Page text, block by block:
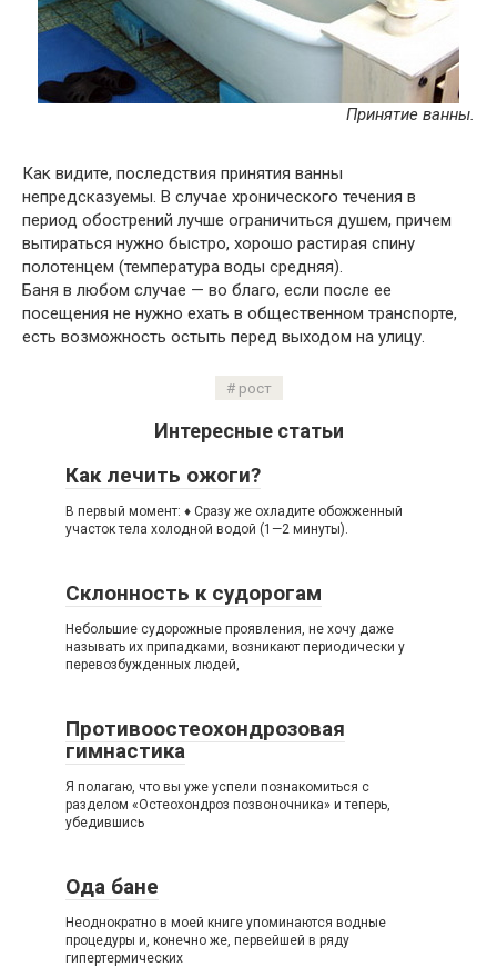
Принятие ванны.
Как видите, последствия принятия ванны
непредсказуемы. В случае хронического течения в
период обострений лучше ограничиться душем, причем
вытираться нужно быстро, хорошо растирая спину
полотенцем (температура воды средняя).
Баня в любом случае — во благо, если после ее
посещения не нужно ехать в общественном транспорте,
есть возможность остыть перед выходом на улицу.
рост
Интересные статьи
Как лечить ожоги?
В первый момент: ♦ Сразу же охладите обожженный
участок тела холодной водой (1—2 минуты).
Склонность к судорогам
Небольшие судорожные проявления, не хочу даже
называть их припадками, возникают периодически у
перевозбужденных людей,
Противоостеохондрозовая
гимнастика
Я полагаю, что вы уже успели познакомиться с
разделом «Остеохондроз позвоночника» и теперь,
убедившись
Ода бане
Неоднократно в моей книге упоминаются водные
процедуры и, конечно же, первейшей в ряду
гипертермических